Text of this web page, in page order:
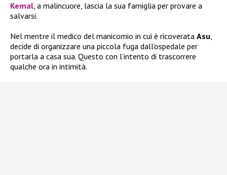
Kemal, a malincuore, lascia la sua famiglia per provare a
salvarsi.
Nel mentre il medico del manicomio in cui è ricoverata Asu,
decide di organizzare una piccola fuga dall’ospedale per
portarla a casa sua. Questo con l’intento di trascorrere
qualche ora in intimità.